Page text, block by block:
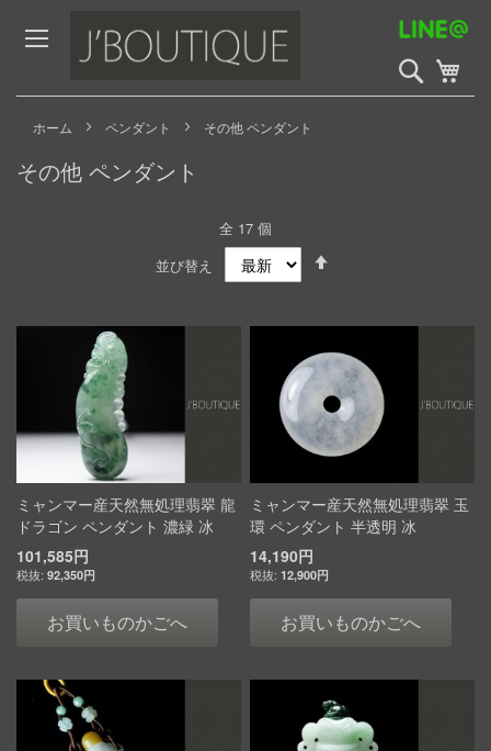
to
Content
検
索
開
ホーム ペンダント その他 ペンダント
その他 ペンダント
全 17 個
並び替え
ミャンマー産天然無処理翡翠 龍
ドラゴン ペンダント 濃緑 冰
101,585円
92,350円
お買いものかごへ
ミャンマー産天然無処理翡翠 玉
環 ペンダント 半透明 冰
14,190円
12,900円
お買いものかごへ